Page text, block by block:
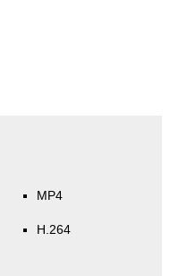
MP4
H.264